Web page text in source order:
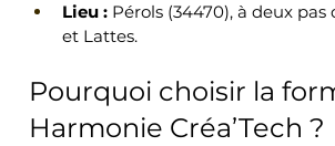
Lieu : Pérols (34470), à deux
et Lattes.
Pourquoi choisir la
Harmonie Créa’Tech ?